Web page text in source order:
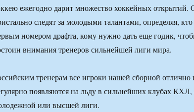
ежегодно дарит множество хоккейных
следят за молодыми талантами, определяя, кто
номером драфта, кому нужно дать еще годик,
внимания тренеров сильнейшей лиги мира.
тренерам все игроки нашей сборной отлично
появляются на льду в сильнейших клубах КХЛ,
или высшей лиги.